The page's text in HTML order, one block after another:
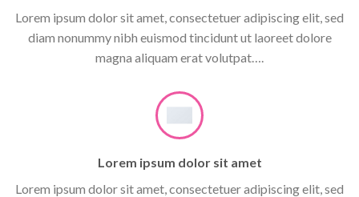
Lorem ipsum dolor sit amet, consectetuer adipiscing elit, sed
diam nonummy nibh euismod tincidunt ut laoreet dolore
magna aliquam erat volutpat….
Lorem ipsum dolor sit amet
Lorem ipsum dolor sit amet, consectetuer adipiscing elit, sed